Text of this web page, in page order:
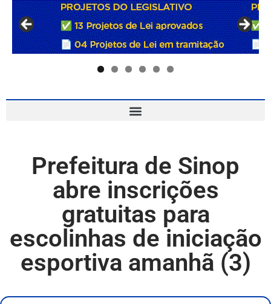
Prefeitura de Sinop
abre inscrições
gratuitas para
escolinhas de iniciação
esportiva amanhã (3)